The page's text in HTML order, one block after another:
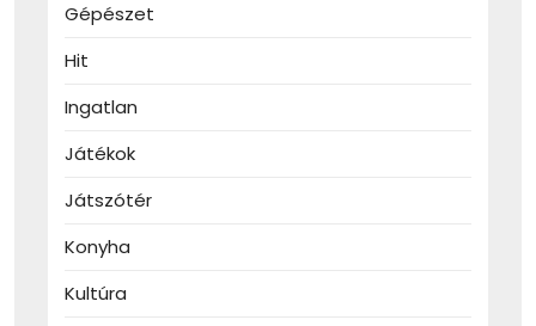
Gépészet
Hit
Ingatlan
Játékok
Játszótér
Konyha
Kultúra